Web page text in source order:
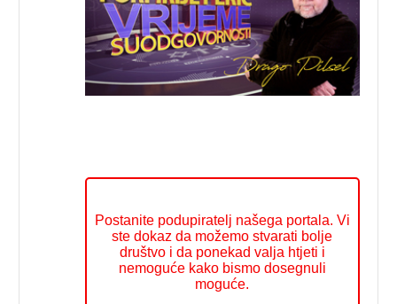
Postanite podupiratelj našega portala. Vi
ste dokaz da možemo stvarati bolje
društvo i da ponekad valja htjeti i
nemoguće kako bismo dosegnuli
moguće.